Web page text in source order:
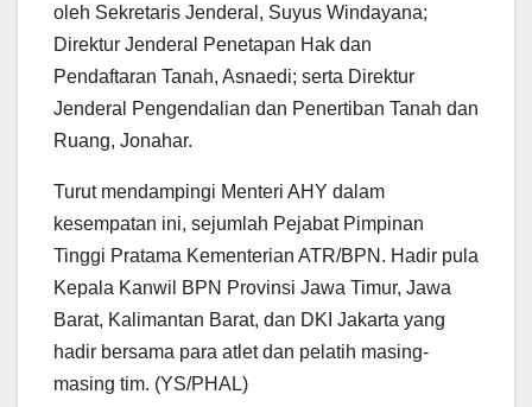
oleh Sekretaris Jenderal, Suyus Windayana;
Direktur Jenderal Penetapan Hak dan
Pendaftaran Tanah, Asnaedi; serta Direktur
Jenderal Pengendalian dan Penertiban Tanah dan
Ruang, Jonahar.
Turut mendampingi Menteri AHY dalam
kesempatan ini, sejumlah Pejabat Pimpinan
Tinggi Pratama Kementerian ATR/BPN. Hadir pula
Kepala Kanwil BPN Provinsi Jawa Timur, Jawa
Barat, Kalimantan Barat, dan DKI Jakarta yang
hadir bersama para atlet dan pelatih masing-
masing tim. (YS/PHAL)